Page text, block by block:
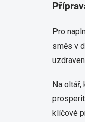
Pro
směs v
Na
klíčové